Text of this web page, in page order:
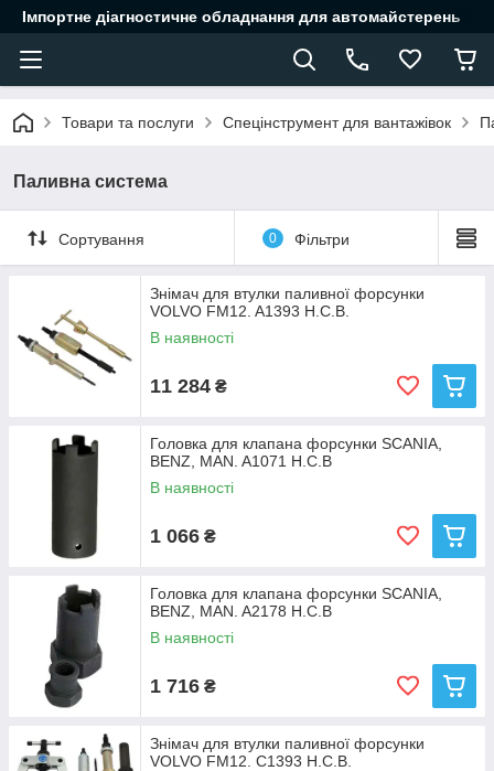
Імпортне діагностичне обладнання для автомайстерень
Товари та послуги Спецінструмент для вантажівок
Паливна система
Сортування 0 Фільтри
Знімач для втулки паливної форсунки
VOLVO FM12. A1393 Н.С.В.
В наявності
11 284 ₴
Головка для клапана форсунки SCANIA,
BENZ, MAN. A1071 H.C.B
В наявності
1 066 ₴
Головка для клапана форсунки SCANIA,
BENZ, MAN. A2178 H.C.B
В наявності
1 716 ₴
Знімач для втулки паливної форсунки
VOLVO FM12. C1393 Н.С.В.